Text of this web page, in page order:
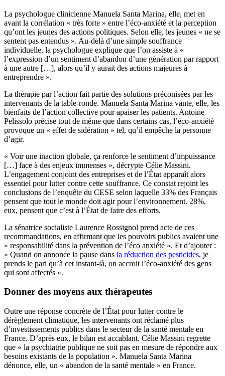
La psychologue clinicienne Manuela Santa Marina, elle, met en
avant la corrélation « très forte » entre l’éco-anxiété et la perception
qu’ont les jeunes des actions politiques. Selon elle, les jeunes « ne se
sentent pas entendus ». Au-delà d’une simple souffrance
individuelle, la psychologue explique que l’on assiste à «
l’expression d’un sentiment d’abandon d’une génération par rapport
à une autre […], alors qu’il y aurait des actions majeures à
entreprendre ».
La thérapie par l’action fait partie des solutions préconisées par les
intervenants de la table-ronde. Manuela Santa Marina vante, elle, les
bienfaits de l’action collective pour apaiser les patients. Antoine
Pelissolo précise tout de même que dans certains cas, l’éco-anxiété
provoque un « effet de sidération » tel, qu’il empêche la personne
d’agir.
« Voir une inaction globale, ça renforce le sentiment d’impuissance
[…] face à des enjeux immenses », décrypte Célie Massini.
L’engagement conjoint des entreprises et de l’État apparaît alors
essentiel pour lutter contre cette souffrance. Ce constat rejoint les
conclusions de l’enquête du CESE selon laquelle 33% des Français
pensent que tout le monde doit agir pour l’environnement. 28%,
eux, pensent que c’est à l’État de faire des efforts.
La sénatrice socialiste Laurence Rossignol prend acte de ces
recommandations, en affirmant que les pouvoirs publics avaient une
« responsabilité dans la prévention de l’éco anxiété ». Et d’ajouter :
« Quand on annonce la pause dans la réduction des pesticides, je
prends le pari qu’à cet instant-là, on accroit l’éco-anxiété des gens
qui sont affectés ».
Donner des moyens aux thérapeutes
Outre une réponse concrète de l’État pour lutter contre le
dérèglement climatique, les intervenants ont réclamé plus
d’investissements publics dans le secteur de la santé mentale en
France. D’après eux, le bilan est accablant. Célie Massini regrette
que « la psychiatrie publique ne soit pas en mesure de répondre aux
besoins existants de la population ». Manuela Santa Marina
dénonce, elle, un « abandon de la santé mentale » en France.